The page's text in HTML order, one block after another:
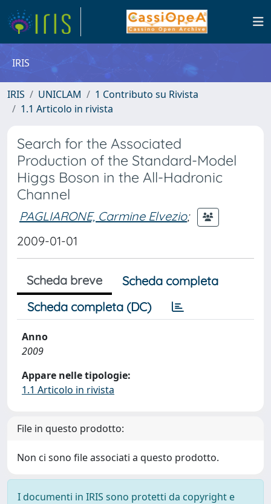
IRIS
IRIS UNICLAM
1 Contributo su Rivista
1.1 Articolo in rivista
Search for the Associated
Production of the Standard-Model
Higgs Boson in the All-Hadronic
Channel
PAGLIARONE, Carmine Elvezio;
2009-01-01
Scheda breve
Scheda completa
Scheda completa (DC)
Anno
2009
Appare nelle tipologie:
1.1 Articolo in rivista
File in questo prodotto:
Non ci sono file associati a questo prodotto.
I documenti in IRIS sono protetti da copyright e